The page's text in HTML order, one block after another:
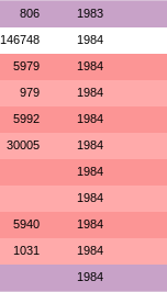
806 1983
146748 1984
5979 1984
979 1984
5992 1984
30005 1984
1984
1984
5940 1984
1031 1984
1984